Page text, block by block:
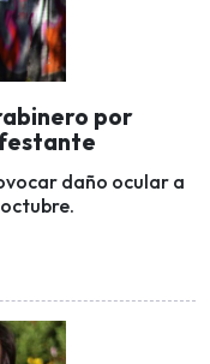
por
daño ocular a